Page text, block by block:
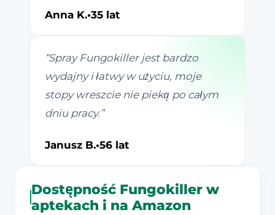
Anna K.•35 lat
“Spray Fungokiller jest bardzo
wydajny i łatwy w użyciu, moje
stopy wreszcie nie pieką po całym
dniu pracy. ”
Janusz B.•56 lat
Dostępność Fungokiller w
aptekach i na Amazon